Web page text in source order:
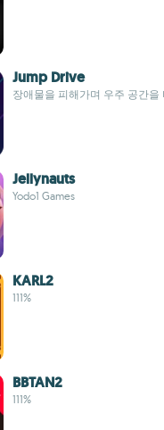
Jump Drive
장애물을 피해가며 우주 공간을
Jellynauts
Yodo1 Games
KARL2
111%
BBTAN2
111%